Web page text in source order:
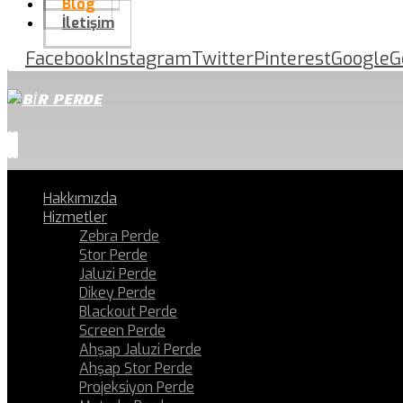
Blog
İletişim
FacebookInstagramTwitterPinterestGoogle
Hakkımızda
Hizmetler
Zebra Perde
Stor Perde
Jaluzi Perde
Dikey Perde
Blackout Perde
Screen Perde
Ahşap Jaluzi Perde
Ahşap Stor Perde
Projeksiyon Perde